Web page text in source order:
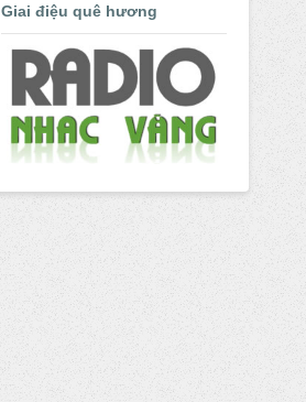
Giai điệu quê hương